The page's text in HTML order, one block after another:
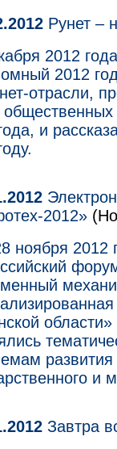
Рунет –
2012
2012
отрасли,
общественных
и
2012»
ноября
и
Завтра